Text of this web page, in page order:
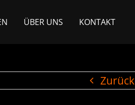
ÜBER UNS KONTAKT
Zurück